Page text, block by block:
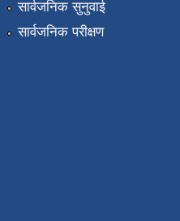
सार्वजनिक सुनुवाई
सार्वजनिक परीक्षण